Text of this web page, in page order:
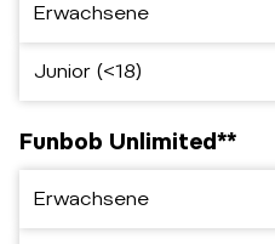
Erwachsene
Junior (<18)
Funbob Unlimited**
Erwachsene